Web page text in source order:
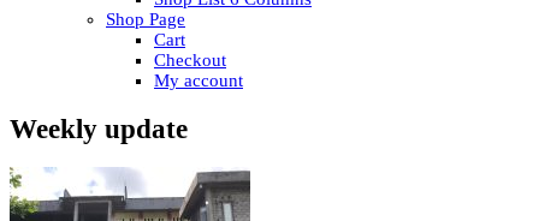
Shop Page
Cart
Checkout
My account
Weekly update